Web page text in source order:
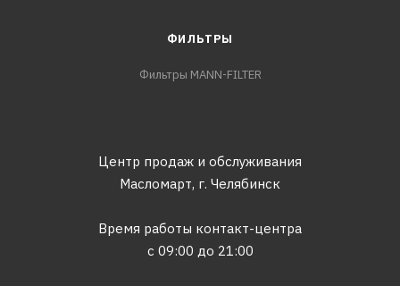
ФИЛЬТРЫ
Фильтры MANN-FILTER
Центр продаж и обслуживания
Масломарт, г. Челябинск
Время работы контакт-центра
с 09:00 до 21:00